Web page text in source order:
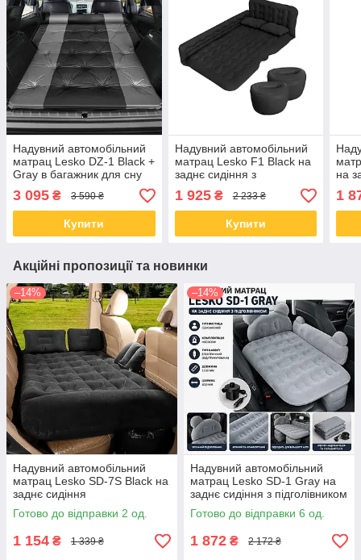
Надувний автомобільний
матрац Lesko DZ-1 Black +
Gray в багажник для сну
відпочинку 180*132*5 см
3 095 ₴ 3 590 ₴
Купити
Надувний автомобільний
матрац Lesko F1 Black на
заднє сидіння з
підголівником 135*80*40
см
1 925₴ 2 233 ₴
Купити
на
см
1
Акційні пропозиції та новинки
–14%
Надувний автомобільний
матрац Lesko SD-7S Black на
заднє сидіння
Готово до відправки 2 од.
1 154 ₴ 1 339 ₴
–14%
Надувний автомобільний
матрац Lesko SD-1 Gray на
заднє сидіння з підголівником
135*88*81 см
Готово до відправки 6 од.
1 872 ₴ 2 172 ₴